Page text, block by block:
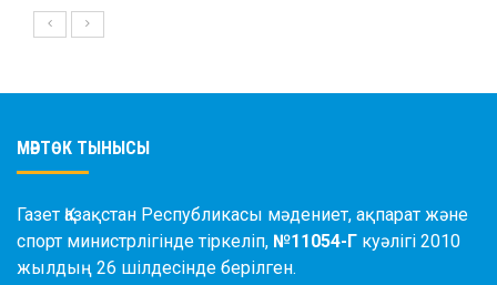
МӘРТӨК ТЫНЫСЫ
Газет Қазақстан Республикасы мәдениет, ақпарат және
спорт министрлігінде тіркеліп, №11054-Г куәлігі 2010
жылдың 26 шілдесінде берілген.